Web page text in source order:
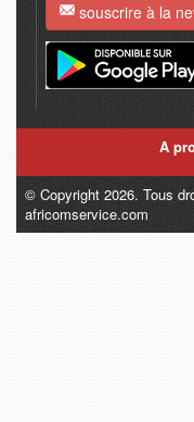
souscrire à la
A
© Copyright 2026. Tous
africomservice.com